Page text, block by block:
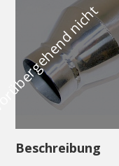
Beschreibung